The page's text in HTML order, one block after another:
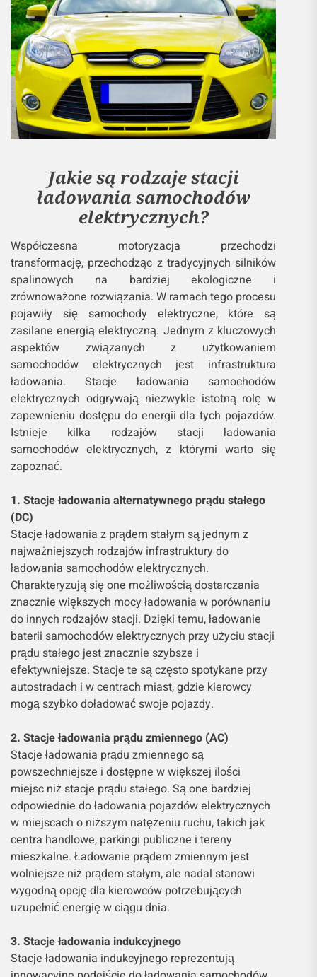
Jakie są rodzaje stacji
ładowania samochodów
elektrycznych?
Współczesna motoryzacja przechodzi
transformację, przechodząc z tradycyjnych silników
spalinowych na bardziej ekologiczne i
zrównoważone rozwiązania. W ramach tego procesu
pojawiły się samochody elektryczne, które są
zasilane energią elektryczną. Jednym z kluczowych
aspektów związanych z użytkowaniem
samochodów elektrycznych jest infrastruktura
ładowania. Stacje ładowania samochodów
elektrycznych odgrywają niezwykle istotną rolę w
zapewnieniu dostępu do energii dla tych pojazdów.
Istnieje kilka rodzajów stacji ładowania
samochodów elektrycznych, z którymi warto się
zapoznać.
1. Stacje ładowania alternatywnego prądu stałego
(DC)
Stacje ładowania z prądem stałym są jednym z
najważniejszych rodzajów infrastruktury do
ładowania samochodów elektrycznych.
Charakteryzują się one możliwością dostarczania
znacznie większych mocy ładowania w porównaniu
do innych rodzajów stacji. Dzięki temu, ładowanie
baterii samochodów elektrycznych przy użyciu stacji
prądu stałego jest znacznie szybsze i
efektywniejsze. Stacje te są często spotykane przy
autostradach i w centrach miast, gdzie kierowcy
mogą szybko doładować swoje pojazdy.
2. Stacje ładowania prądu zmiennego (AC)
Stacje ładowania prądu zmiennego są
powszechniejsze i dostępne w większej ilości
miejsc niż stacje prądu stałego. Są one bardziej
odpowiednie do ładowania pojazdów elektrycznych
w miejscach o niższym natężeniu ruchu, takich jak
centra handlowe, parkingi publiczne i tereny
mieszkalne. Ładowanie prądem zmiennym jest
wolniejsze niż prądem stałym, ale nadal stanowi
wygodną opcję dla kierowców potrzebujących
uzupełnić energię w ciągu dnia.
3. Stacje ładowania indukcyjnego
Stacje ładowania indukcyjnego reprezentują